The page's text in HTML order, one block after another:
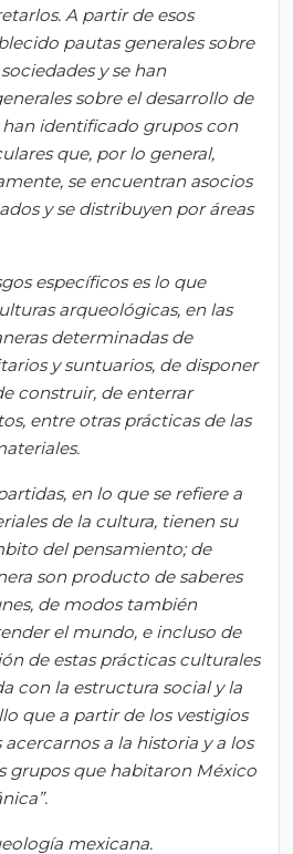
A partir de esos
pautas generales sobre
y se han
sobre el desarrollo de
han identificado grupos con
que, por lo general,
se encuentran asocios
y se distribuyen por áreas
específicos es lo que
arqueológicas, en las
determinadas de
y suntuarios, de disponer
construir, de enterrar
entre otras prácticas de las
en lo que se refiere a
de la cultura, tienen su
del pensamiento; de
son producto de saberes
de modos también
el mundo, e incluso de
de estas prácticas culturales
con la estructura social y la
que a partir de los vestigios
a la historia y a los
grupos que habitaron México
mexicana.